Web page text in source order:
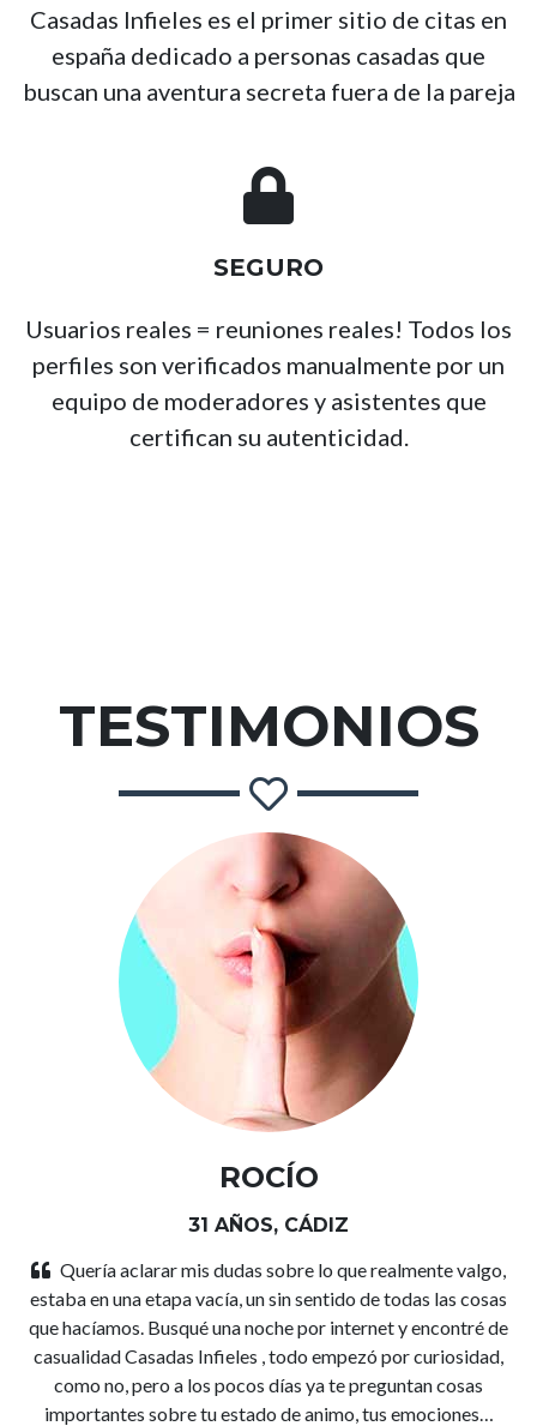
Casadas Infieles es el primer sitio de citas en
españa dedicado a personas casadas que
buscan una aventura secreta fuera de la pareja
SEGURO
Usuarios reales = reuniones reales! Todos los
perfiles son verificados manualmente por un
equipo de moderadores y asistentes que
certifican su autenticidad.
TESTIMONIOS
ROCÍO
31 AÑOS, CÁDIZ
Quería aclarar mis dudas sobre lo que realmente valgo,
estaba en una etapa vacía, un sin sentido de todas las cosas
que hacíamos. Busqué una noche por internet y encontré de
casualidad Casadas Infieles , todo empezó por curiosidad,
como no, pero a los pocos días ya te preguntan cosas
importantes sobre tu estado de animo, tus emociones…